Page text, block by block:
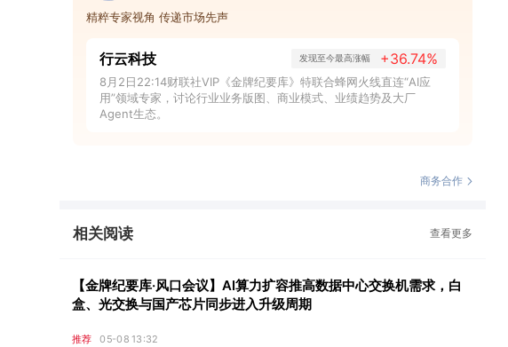
精粹专家视角 传递市场先声
行云科技 发现至今最高涨幅 +36.74%
8月2日22:14财联社VIP《金牌纪要库》特联合蜂网火线直连“AI应
用”领域专家，讨论行业业务版图、商业模式、业绩趋势及大厂
Agent生态。
商务合作
相关阅读 查看更多
【金牌纪要库·风口会议】AI算力扩容推高数据中心交换机需求，白
盒、光交换与国产芯片同步进入升级周期
推荐 05-08 13:32